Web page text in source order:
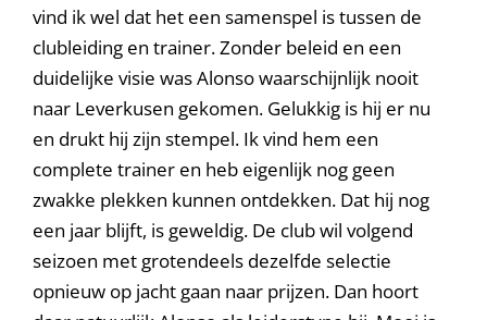
vind ik wel dat het een samenspel is tussen de
clubleiding en trainer. Zonder beleid en een
duidelijke visie was Alonso waarschijnlijk nooit
naar Leverkusen gekomen. Gelukkig is hij er nu
en drukt hij zijn stempel. Ik vind hem een
complete trainer en heb eigenlijk nog geen
zwakke plekken kunnen ontdekken. Dat hij nog
een jaar blijft, is geweldig. De club wil volgend
seizoen met grotendeels dezelfde selectie
opnieuw op jacht gaan naar prijzen. Dan hoort